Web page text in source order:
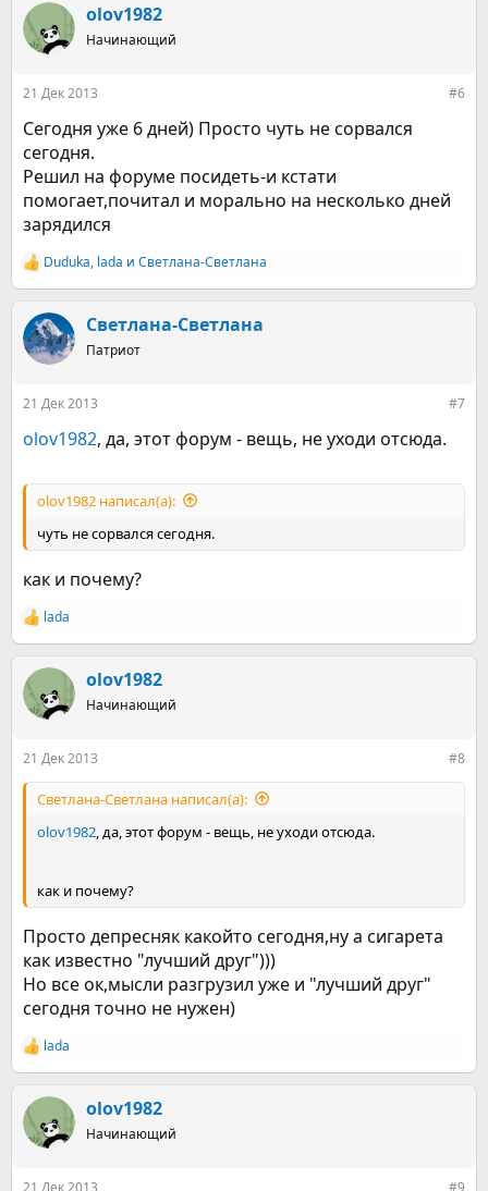
к
ц
и
olov1982
Начинающий
21 Дек 2013 #6
Сегодня уже 6 дней) Просто чуть не сорвался
сегодня.
Решил на форуме посидеть-и кстати
помогает,почитал и морально на несколько дней
зарядился
Р
е
к
ц
и
Duduka, lada и Светлана-Светлана
Светлана-Светлана
Патриот
21 Дек 2013 #7
olov1982, да, этот форум - вещь, не уходи отсюда.
olov1982 написал(а):
чуть не сорвался сегодня.
как и почему?
Р
е
к
ц
и
lada
olov1982
Начинающий
21 Дек 2013 #8
Светлана-Светлана написал(а):
olov1982 , да, этот форум - вещь, не уходи отсюда.
как и почему?
Просто депресняк какойто сегодня,ну а сигарета
как известно "лучший друг")))
Но все ок,мысли разгрузил уже и "лучший друг"
сегодня точно не нужен)
Р
е
к
ц
и
lada
olov1982
Начинающий
21 Дек 2013 #9